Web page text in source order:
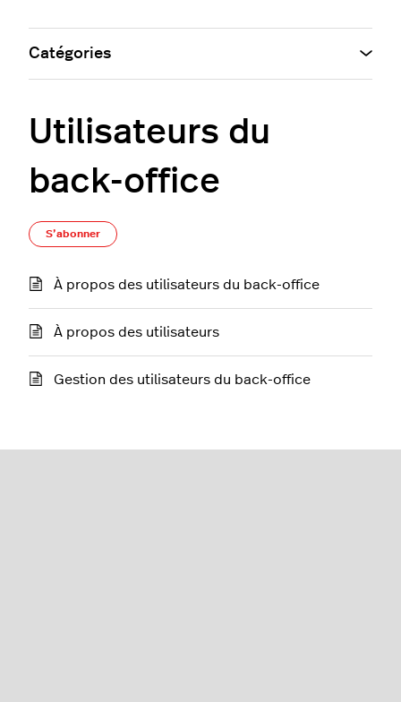
Utilisateurs du
back-office
S’abonner
À propos des utilisateurs du back-office
À propos des utilisateurs
Gestion des utilisateurs du back-office
Catégories